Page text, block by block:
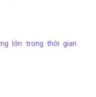
lớn trong thời gian